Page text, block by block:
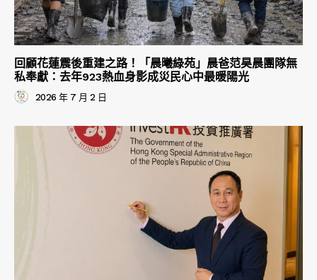
回顧花蓮震後重建之路！「晨曦綠苑」晨爸范昊晨團隊無
私奉獻：去年923熱血身影成災民心中最暖陽光
2026 年 7 月 2 日